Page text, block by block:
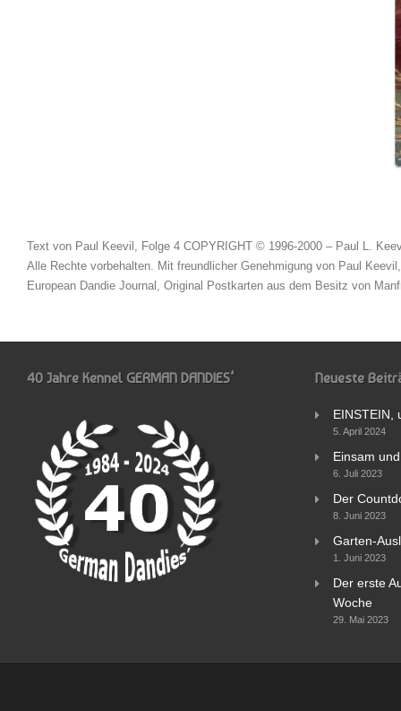
Text von Paul Keevil, Folge 4 COPYRIGHT © 1996-2000 – Paul L.
Alle Rechte vorbehalten. Mit freundlicher Genehmigung von Paul
European Dandie Journal, Original Postkarten aus dem Besitz von
40 Jahre Kennel GERMAN DANDIES‘ Neueste
EINSTEIN,
5. April 2024
Einsam
6. Juli 2023
Der
8. Juni 2023
Garten-
1. Juni 2023
Der erste
Woche
29. Mai 2023